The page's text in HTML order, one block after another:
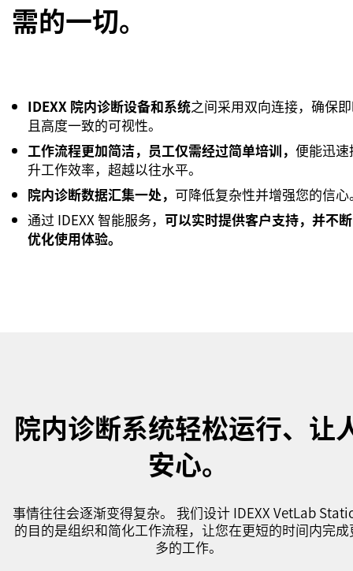
需的一切。
IDEXX 院内诊断设备和系统之间采用双向连接，确保
且高度一致的可视性。
工作流程更加简洁，员工仅需经过简单培训， 便能迅速
升工作效率，超越以往水平。
院内诊断数据汇集一处， 可降低复杂性并增强您的信心
通过 IDEXX 智能服务， 可以实时提供客户支持，并不断
优化使用体验。
院内诊断系统轻松运行、让
安心。
事情往往会逐渐变得复杂。 我们设计 IDEXX VetLab
的目的是组织和简化工作流程，让您在更短的时间内完成
多的工作。